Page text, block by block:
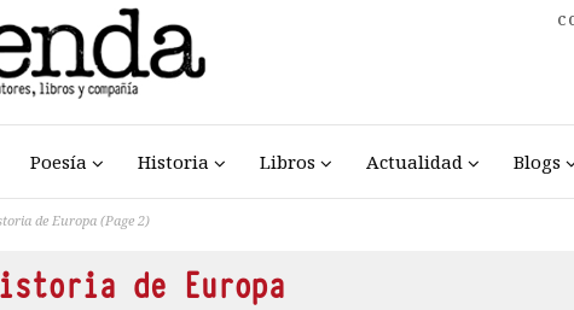
Poesía Historia Libros Actualidad Blogs
de Europa(Page 2)
de Europa